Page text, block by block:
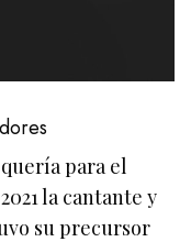
para el
la cantante y
su precursor